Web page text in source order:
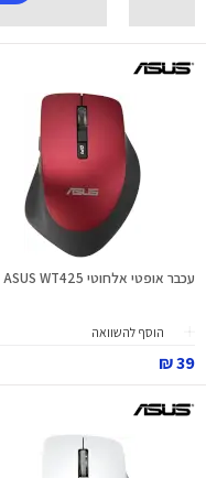
עכבר אופטי אלחוטי ASUS WT425
הוסף להשוואה
39 ₪